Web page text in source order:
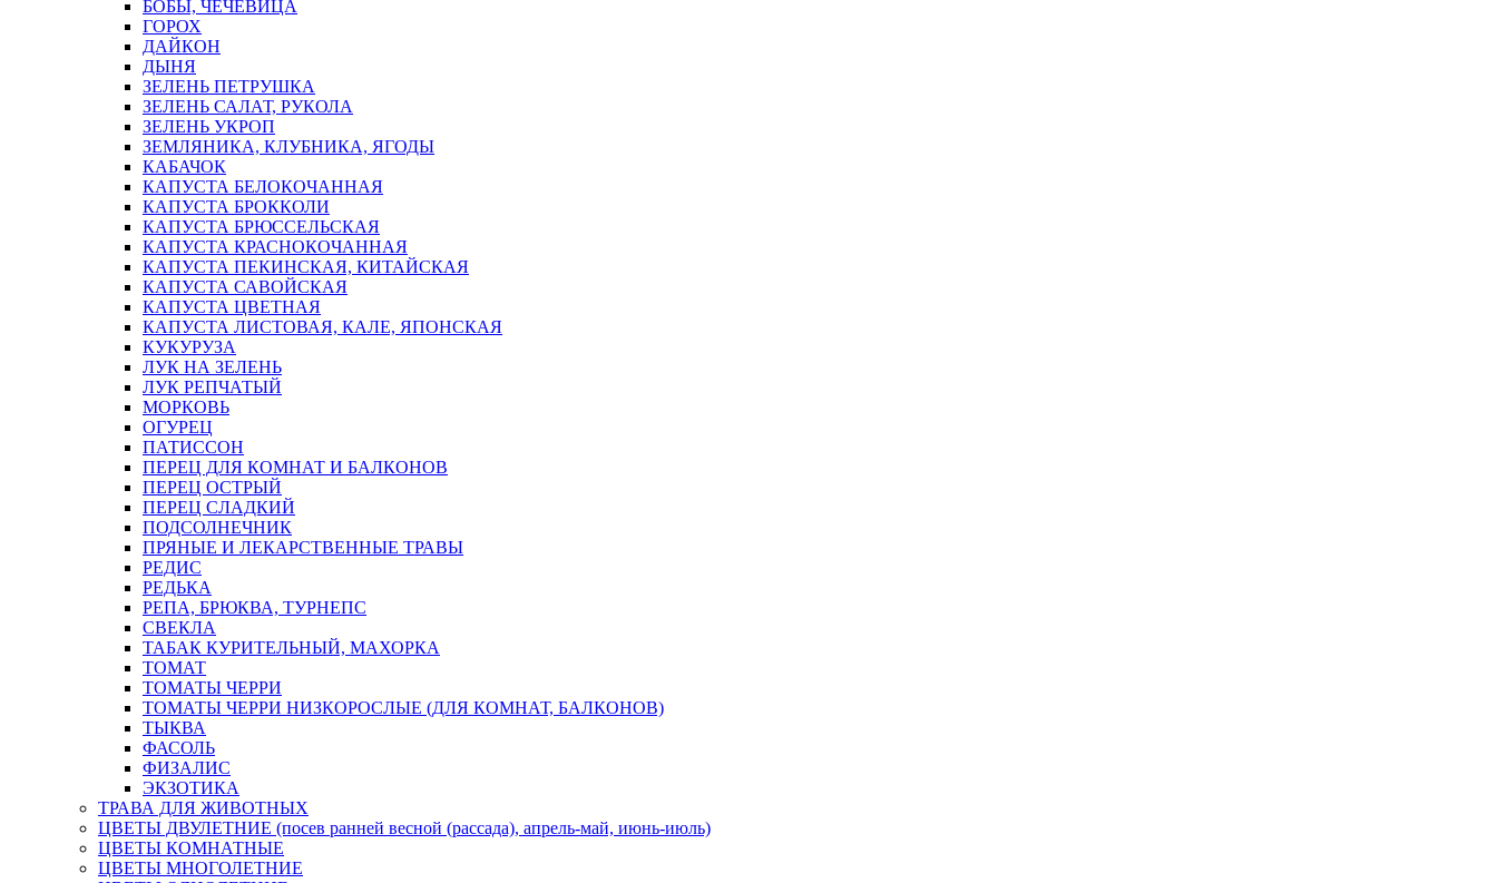
БОБЫ, ЧЕЧЕВИЦА
ГОРОХ
ДАЙКОН
ДЫНЯ
ЗЕЛЕНЬ ПЕТРУШКА
ЗЕЛЕНЬ САЛАТ, РУКОЛА
ЗЕЛЕНЬ УКРОП
ЗЕМЛЯНИКА, КЛУБНИКА, ЯГОДЫ
КАБАЧОК
КАПУСТА БЕЛОКОЧАННАЯ
КАПУСТА БРОККОЛИ
КАПУСТА БРЮССЕЛЬСКАЯ
КАПУСТА КРАСНОКОЧАННАЯ
КАПУСТА ПЕКИНСКАЯ, КИТАЙСКАЯ
КАПУСТА САВОЙСКАЯ
КАПУСТА ЦВЕТНАЯ
КАПУСТА ЛИСТОВАЯ, КАЛЕ, ЯПОНСКАЯ
КУКУРУЗА
ЛУК НА ЗЕЛЕНЬ
ЛУК РЕПЧАТЫЙ
МОРКОВЬ
ОГУРЕЦ
ПАТИССОН
ПЕРЕЦ ДЛЯ КОМНАТ И БАЛКОНОВ
ПЕРЕЦ ОСТРЫЙ
ПЕРЕЦ СЛАДКИЙ
ПОДСОЛНЕЧНИК
ПРЯНЫЕ И ЛЕКАРСТВЕННЫЕ ТРАВЫ
РЕДИС
РЕДЬКА
РЕПА, БРЮКВА, ТУРНЕПС
СВЕКЛА
ТАБАК КУРИТЕЛЬНЫЙ, МАХОРКА
ТОМАТ
ТОМАТЫ ЧЕРРИ
ТОМАТЫ ЧЕРРИ НИЗКОРОСЛЫЕ (ДЛЯ КОМНАТ, БАЛКОНОВ)
ТЫКВА
ФАСОЛЬ
ФИЗАЛИС
ЭКЗОТИКА
ТРАВА ДЛЯ ЖИВОТНЫХ
ЦВЕТЫ ДВУЛЕТНИЕ (посев ранней весной (рассада), апрель-май, июнь-июль)
ЦВЕТЫ КОМНАТНЫЕ
ЦВЕТЫ МНОГОЛЕТНИЕ